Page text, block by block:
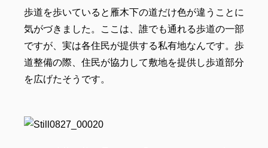
歩道を歩いていると雁木下の道だけ色が違うことに
気がづきました。ここは、誰でも通れる歩道の一部
ですが、実は各住民が提供する私有地なんです。歩
道整備の際、住民が協力して敷地を提供し歩道部分
を広げたそうです。